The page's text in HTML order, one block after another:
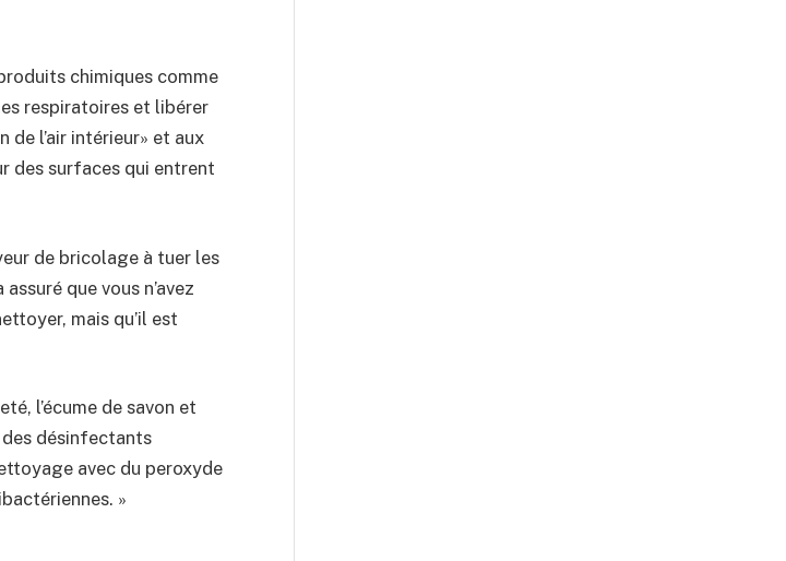
chimiques comme
respiratoires et libérer
l’air intérieur» et aux
des surfaces qui entrent
de bricolage à tuer les
que vous n’avez
mais qu’il est
l’écume de savon et
désinfectants
avec du peroxyde
»